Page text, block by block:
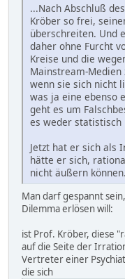
...Nach Abschluß
Kröber so frei,
überschreiten. Und
daher ohne Furcht
Kreise und die
Mainstream-
wenn sie sich nicht
was ja eine ebenso
geht es um
es weder statistisch
Jetzt hat er sich als
hätte er sich,
nicht äußern
Man darf gespannt
Dilemma erlösen will:
ist Prof. Kröber, diese
auf die Seite der
Vertreter einer
die sich